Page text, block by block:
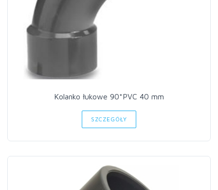
Kolanko łukowe 90*PVC 40 mm
SZCZEGÓŁY